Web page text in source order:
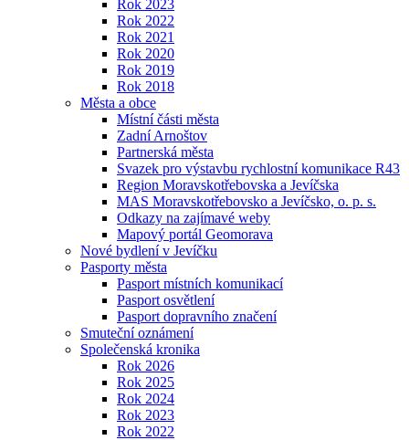
Rok 2023
Rok 2022
Rok 2021
Rok 2020
Rok 2019
Rok 2018
Města a obce
Místní části města
Zadní Arnoštov
Partnerská města
Svazek pro výstavbu rychlostní komunikace R43
Region Moravskotřebovska a Jevíčska
MAS Moravskotřebovsko a Jevíčsko, o. p. s.
Odkazy na zajímavé weby
Mapový portál Geomorava
Nové bydlení v Jevíčku
Pasporty města
Pasport místních komunikací
Pasport osvětlení
Pasport dopravního značení
Smuteční oznámení
Společenská kronika
Rok 2026
Rok 2025
Rok 2024
Rok 2023
Rok 2022